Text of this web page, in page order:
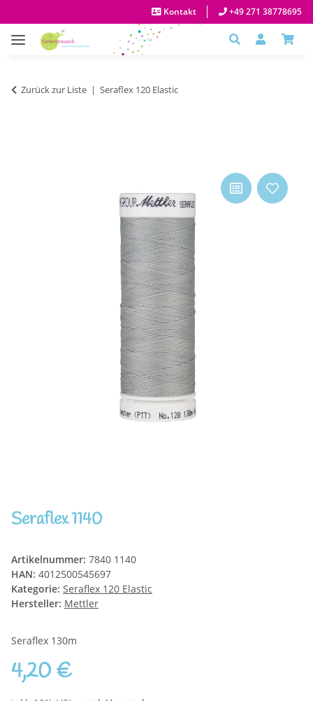
Kontakt +49 271 38778695
Zurück zur Liste Seraflex 120 Elastic
Seraflex 1140
Artikelnummer: 7840 1140
HAN: 4012500545697
Kategorie: Seraflex 120 Elastic
Hersteller: Mettler
Seraflex 130m
4,20 €